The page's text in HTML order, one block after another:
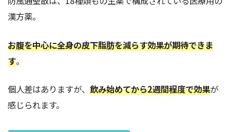
漢方薬。
お腹を中心に全身の皮下脂肪を減らす効果が期待できま
す。
個人差はありますが、 飲み始めてから2週間程度で効果が
感じられます。